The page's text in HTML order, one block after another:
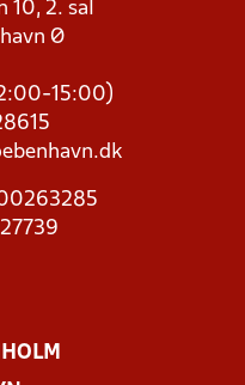
10, 2. sal
Ø
15:00)